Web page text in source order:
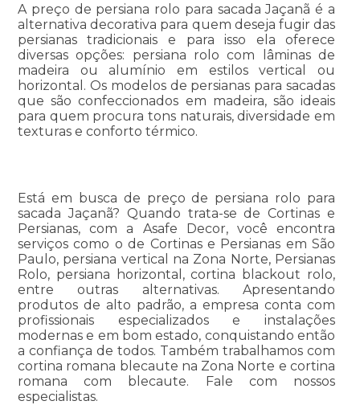
A preço de persiana rolo para sacada Jaçanã é a
alternativa decorativa para quem deseja fugir das
persianas tradicionais e para isso ela oferece
diversas opções: persiana rolo com lâminas de
madeira ou alumínio em estilos vertical ou
horizontal. Os modelos de persianas para sacadas
que são confeccionados em madeira, são ideais
para quem procura tons naturais, diversidade em
texturas e conforto térmico.
Está em busca de preço de persiana rolo para
sacada Jaçanã? Quando trata-se de Cortinas e
Persianas, com a Asafe Decor, você encontra
serviços como o de Cortinas e Persianas em São
Paulo, persiana vertical na Zona Norte, Persianas
Rolo, persiana horizontal, cortina blackout rolo,
entre outras alternativas. Apresentando
produtos de alto padrão, a empresa conta com
profissionais especializados e instalações
modernas e em bom estado, conquistando então
a confiança de todos. Também trabalhamos com
cortina romana blecaute na Zona Norte e cortina
romana com blecaute. Fale com nossos
especialistas.